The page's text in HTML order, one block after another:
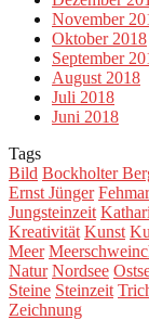
November
Oktober 2018
September
August 2018
Juli 2018
Juni 2018
Tags
Bild Bockholter
Ernst Jünger
Jungsteinzeit
Kreativität Kunst
Meer
Natur Nordsee
Steine Steinzeit
Zeichnung